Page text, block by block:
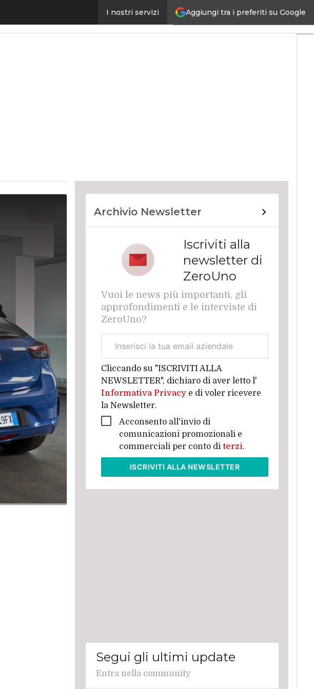
Aggiungi tra i preferiti su Google
I nostri servizi
Internet4Things
Archivio Newsletter
Iscriviti alla
newsletter di
ZeroUno
Vuoi le news più importanti, gli
approfondimenti e le interviste di
ZeroUno?
aziendale
Cliccando su "ISCRIVITI ALLA
NEWSLETTER", dichiaro di aver letto l'
Informativa Privacy e di voler ricevere
la Newsletter.
Acconsento all'invio di
comunicazioni promozionali e
commerciali per conto di terzi.
ISCRIVITI ALLA NEWSLETTER
Segui gli ultimi update
Entra nella community